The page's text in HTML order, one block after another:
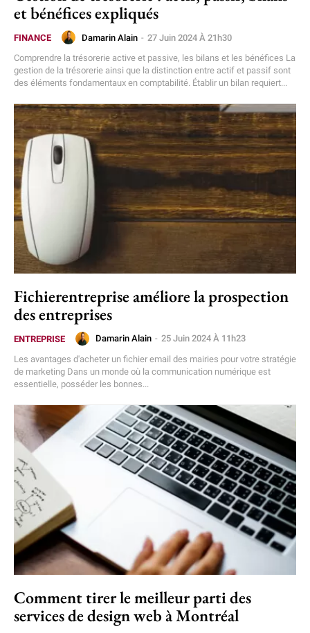
et bénéfices expliqués
FINANCE Damarin Alain - 27 Juin 2024 À 21h30
Comprendre la trésorerie active et passive, les bilans et les bénéfices La
gestion de la trésorerie ainsi que la distinction entre actif et passif sont
des éléments fondamentaux en comptabilité. Établir un bilan requiert...
Fichierentreprise améliore la prospection
des entreprises
ENTREPRISE Damarin Alain - 25 Juin 2024 À 11h23
Les avantages d'acheter un fichier email des mairies pour votre stratégie
de marketing Dans un monde où la communication numérique est
essentielle, posséder les bonnes...
Comment tirer le meilleur parti des
services de design web à Montréal